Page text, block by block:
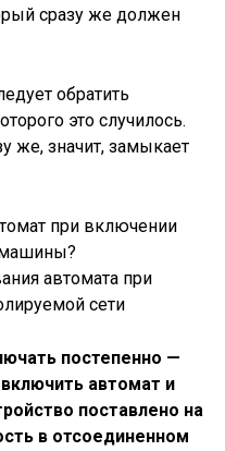
сразу же должен
обратить
это случилось.
же, значит, замыкает
автомата при
сети
постепенно —
автомат и
поставлено на
в отсоединенном